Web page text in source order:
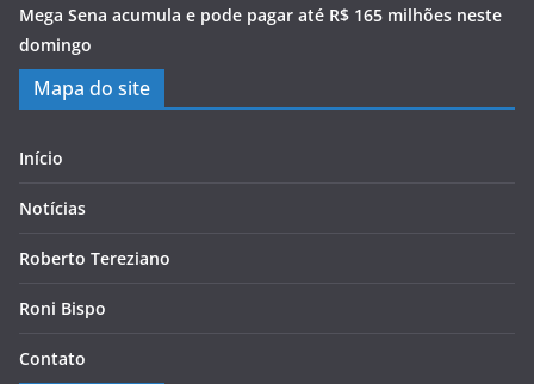
Mega Sena acumula e pode pagar até R$ 165 milhões neste
domingo
Mapa do site
Início
Notícias
Roberto Tereziano
Roni Bispo
Contato